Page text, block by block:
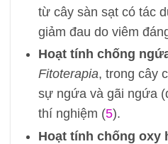
từ cây sàn sạt có tác
giảm đau do viêm
Hoạt tính chống
Fitoterapia, trong cây
sự ngứa và gãi ngứa
thí nghiệm (5).
Hoạt tính chống oxy